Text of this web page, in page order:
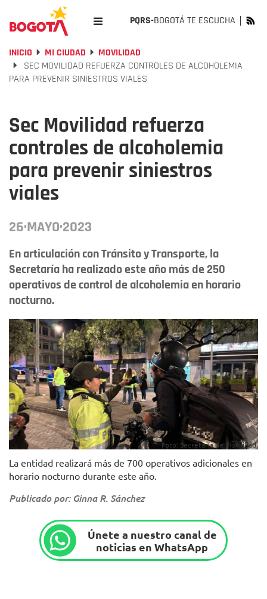
PQRS-BOGOTÁ TE ESCUCHA
INICIO MI CIUDAD
MOVILIDAD
SEC MOVILIDAD REFUERZA CONTROLES DE ALCOHOLEMIA
PARA PREVENIR SINIESTROS VIALES
Sec Movilidad refuerza
controles de alcoholemia
para prevenir siniestros
viales
26·MAYO·2023
En articulación con Tránsito y Transporte, la
Secretaría ha realizado este año más de 250
operativos de control de alcoholemia en horario
nocturno.
Foto: Secretaría de Movilidad.
La entidad realizará más de 700 operativos adicionales en
horario nocturno durante este año.
Publicado por: Ginna R. Sánchez
Únete a nuestro canal de
noticias en WhatsApp